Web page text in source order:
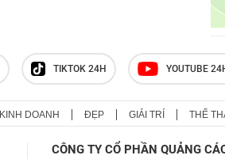
TIKTOK 24H YOUTUBE
KINH DOANH ĐẸP GIẢI TRÍ THỂ
CÔNG TY CỔ PHẦN QUẢNG